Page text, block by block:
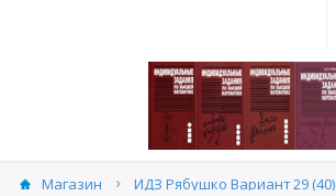
Магазин ИДЗ Рябушко Вариант 29 (40)